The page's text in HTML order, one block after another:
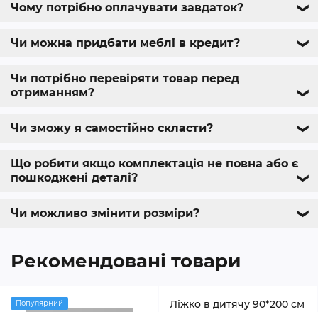
Чому потрібно оплачувати завдаток? ❯
Чи можна придбати меблі в кредит? ❯
Чи потрібно перевіряти товар перед
отриманням?
❯
Чи зможу я самостійно скласти? ❯
Що робити якщо комплектація не повна або є
пошкоджені деталі?
❯
Чи можливо змінити розміри? ❯
Рекомендовані товари
Популярний
Ліжко в дитячу 90*200 см